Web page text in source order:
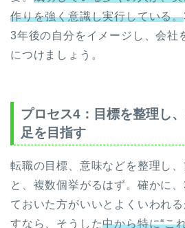
作りを強く意識し実行している。
3年後の自分をイメージし、会社
につけましょう。
プロセス4：目標を整理し
足を目指す
転職の目標、意味などを整理し
と、複数個挙がるはず。確かに
ておいた方がいいとよくいわれ
すなら、そうした中から特に“こ